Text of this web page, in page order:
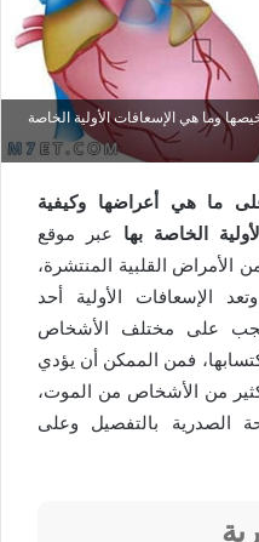
وما هي الإسعافات الأولية الخاصة
ما هي أعراضها وكيفية
الخاصة بها عبر موقع
الأمراض القلبية المنتشرة،
الإسعافات الأولية أحد
يجب على مختلف الأشخاص
فمن الممكن أن يؤدي
من الأشخاص من الموت،
الصدرية بالتفصيل وعلى